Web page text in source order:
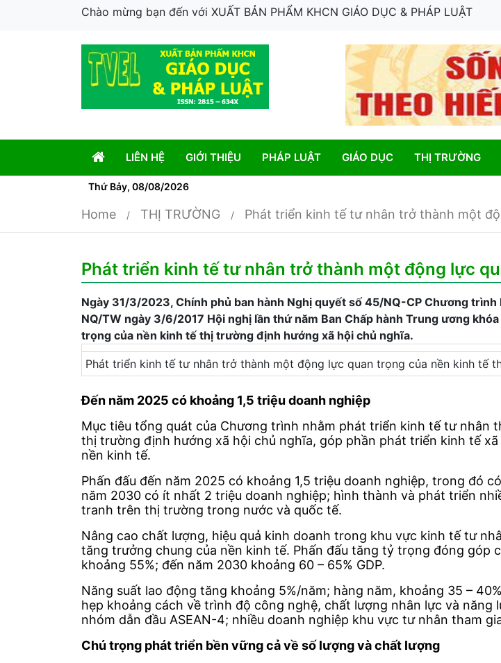
Chào mừng bạn đến với XUẤT BẢN PHẨM KHCN GIÁO DỤC & PHÁP LUẬT
LIÊN HỆ GIỚI THIỆU PHÁP LUẬT GIÁO DỤC THỊ TRƯỜNG
Thứ Bảy, 08/08/2026
Home THỊ TRƯỜNG Phát triển kinh tế tư nhân trở thành một
Phát triển kinh tế tư nhân trở thành một động lực
Ngày 31/3/2023, Chính phủ ban hành Nghị quyết số 45/NQ-CP Chương
NQ/TW ngày 3/6/2017 Hội nghị lần thứ năm Ban Chấp hành Trung ương
trọng của nền kinh tế thị trường định hướng xã hội chủ nghĩa.
Phát triển kinh tế tư nhân trở thành một động lực quan trọng của nền kinh tế
Đến năm 2025 có khoảng 1,5 triệu doanh nghiệp
Mục tiêu tổng quát của Chương trình nhằm phát triển kinh tế tư
thị trường định hướng xã hội chủ nghĩa, góp phần phát triển kinh tế
nền kinh tế.
Phấn đấu đến năm 2025 có khoảng 1,5 triệu doanh nghiệp, trong đó
năm 2030 có ít nhất 2 triệu doanh nghiệp; hình thành và phát triển
tranh trên thị trường trong nước và quốc tế.
Nâng cao chất lượng, hiệu quả kinh doanh trong khu vực kinh tế tư
tăng trưởng chung của nền kinh tế. Phấn đấu tăng tỷ trọng đóng góp
khoảng 55%; đến năm 2030 khoảng 60 – 65% GDP.
Năng suất lao động tăng khoảng 5%/năm; hàng năm, khoảng 35 –
hẹp khoảng cách về trình độ công nghệ, chất lượng nhân lực và
nhóm dẫn đầu ASEAN-4; nhiều doanh nghiệp khu vực tư nhân tham
Chú trọng phát triển bền vững cả về số lượng và chất lượng